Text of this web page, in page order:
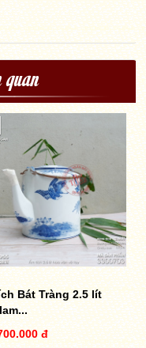
Bát Tràng 2.5 lít
đ